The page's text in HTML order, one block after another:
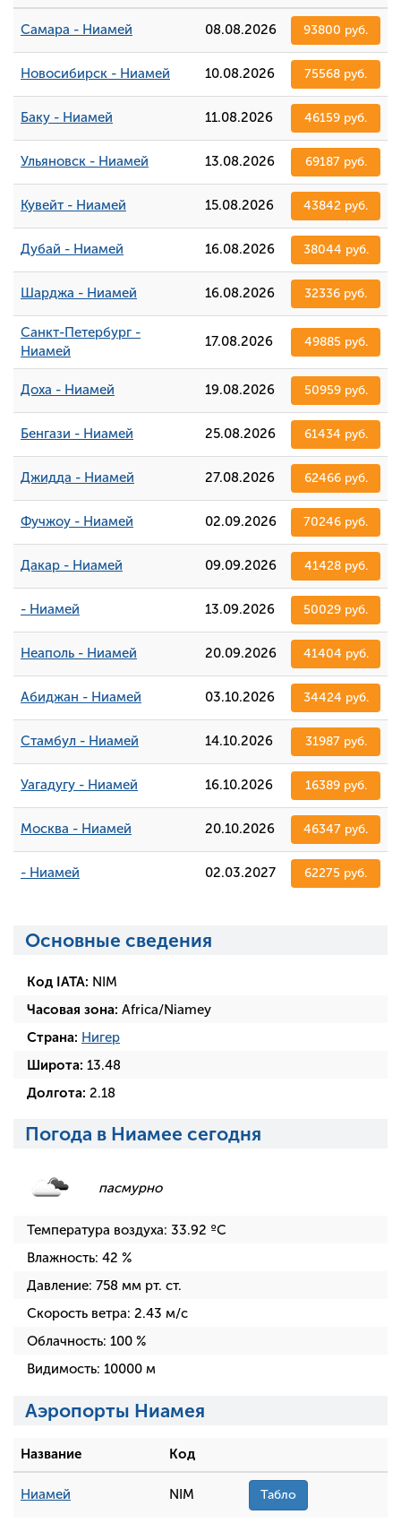
Самара - Ниамей 08.08.2026 93800 руб.
Новосибирск - Ниамей 10.08.2026 75568 руб.
Баку - Ниамей 11.08.2026 46159 руб.
Ульяновск - Ниамей 13.08.2026 69187 руб.
Кувейт - Ниамей 15.08.2026 43842 руб.
Дубай - Ниамей 16.08.2026 38044 руб.
Шарджа - Ниамей 16.08.2026 32336 руб.
Санкт-Петербург -
Ниамей
17.08.2026 49885 руб.
Доха - Ниамей 19.08.2026 50959 руб.
Бенгази - Ниамей 25.08.2026 61434 руб.
Джидда - Ниамей 27.08.2026 62466 руб.
Фучжоу - Ниамей 02.09.2026 70246 руб.
Дакар - Ниамей 09.09.2026 41428 руб.
- Ниамей 13.09.2026 50029 руб.
Неаполь - Ниамей 20.09.2026 41404 руб.
Абиджан - Ниамей 03.10.2026 34424 руб.
Стамбул - Ниамей 14.10.2026 31987 руб.
Уагадугу - Ниамей 16.10.2026 16389 руб.
Москва - Ниамей 20.10.2026 46347 руб.
- Ниамей 02.03.2027 62275 руб.
Основные сведения
Код IATA: NIM
Часовая зона: Africa/Niamey
Страна: Нигер
Широта: 13.48
Долгота: 2.18
Погода в Ниамее сегодня
пасмурно
Температура воздуха: 33.92 ºC
Влажность: 42 %
Давление: 758 мм рт. ст.
Скорость ветра: 2.43 м/с
Облачность: 100 %
Видимость: 10000 м
Аэропорты Ниамея
Название Код
Ниамей NIM Табло